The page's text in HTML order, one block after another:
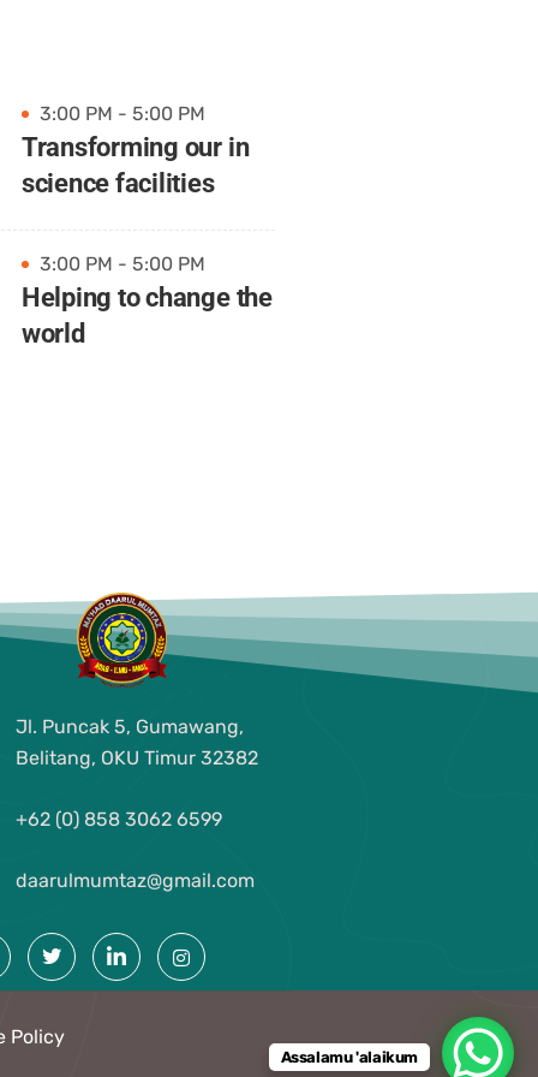
3:00 PM - 5:00 PM
Transforming our in
science facilities
3:00 PM - 5:00 PM
Helping to change the
world
Jl. Puncak 5, Gumawang,
Belitang, OKU Timur 32382
+62 (0) 858 3062 6599
daarulmumtaz@gmail.com
Policy
Assalamu 'alaikum